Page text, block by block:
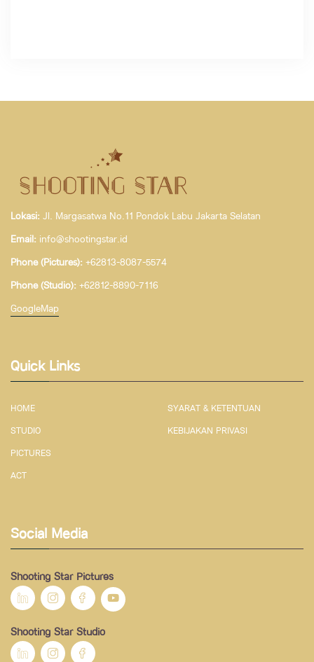
Lokasi: Jl. Margasatwa No.11 Pondok Labu Jakarta Selatan
Email: info@shootingstar.id
Phone (Pictures): +62813-8087-5574
Phone (Studio): +62812-8890-7116
GoogleMap
Quick Links
HOME SYARAT & KETENTUAN
STUDIO KEBIJAKAN PRIVASI
PICTURES
ACT
Social Media
Shooting Star Pictures
Shooting Star Studio